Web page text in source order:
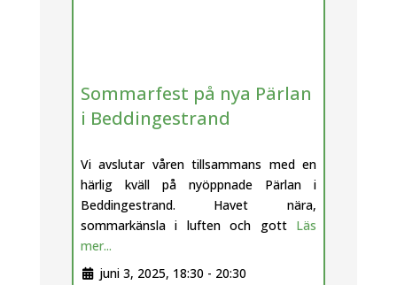
Sommarfest på nya Pärlan
i Beddingestrand
Vi avslutar våren tillsammans med en
härlig kväll på nyöppnade Pärlan i
Beddingestrand. Havet nära,
sommarkänsla i luften och gott Läs
mer...
juni 3, 2025, 18:30 - 20:30